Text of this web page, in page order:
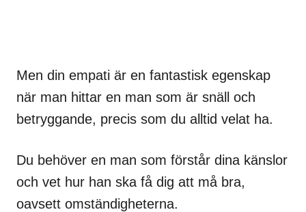
Men din empati är en fantastisk egenskap
när man hittar en man som är snäll och
betryggande, precis som du alltid velat ha.
Du behöver en man som förstår dina känslor
och vet hur han ska få dig att må bra,
oavsett omständigheterna.